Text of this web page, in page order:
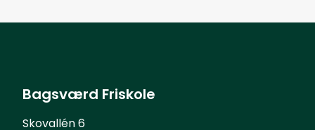
Bagsværd Friskole
Skovallén 6